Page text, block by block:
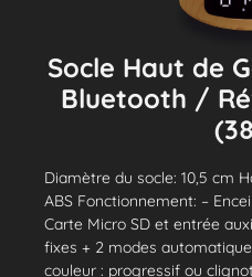
Socle Haut de
Bluetooth /
Diamètre du socle: 10,5 cm
ABS Fonctionnement: –
Carte Micro SD et entrée
fixes + 2 modes
couleur : progressif ou